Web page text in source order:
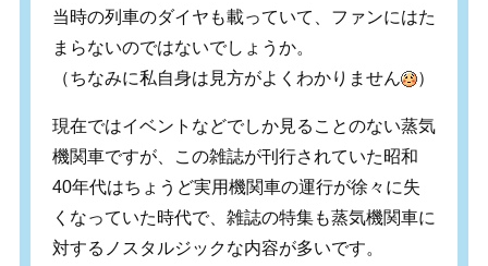
当時の列車のダイヤも載っていて、ファンにはた
まらないのではないでしょうか。
（ちなみに私自身は見方がよくわかりません
）
現在ではイベントなどでしか見ることのない蒸気
機関車ですが、この雑誌が刊行されていた昭和
40年代はちょうど実用機関車の運行が徐々に失
くなっていた時代で、雑誌の特集も蒸気機関車に
対するノスタルジックな内容が多いです。